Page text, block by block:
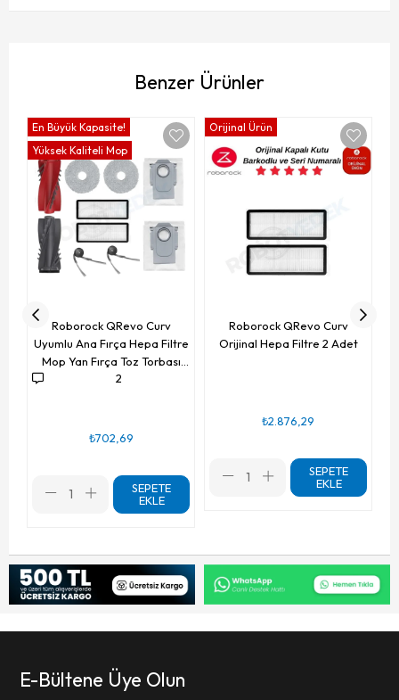
Benzer Ürünler
Roborock QRevo Curv
Uyumlu Ana Fırça Hepa Filtre
Mop Yan Fırça Toz Torbası
Seti 10 Parça
2
₺702,69
SEPETE
EKLE
En Büyük Kapasite!
Yüksek Kaliteli Mop
Roborock QRevo Curv
Orijinal Hepa Filtre 2 Adet
₺2.876,29
SEPETE
EKLE
Orijinal Ürün
E-Bültene Üye Olun